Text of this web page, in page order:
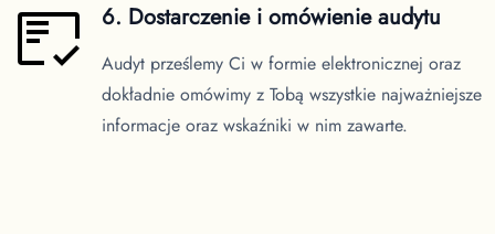
6. Dostarczenie i omówienie audytu
Audyt prześlemy Ci w formie elektronicznej oraz
dokładnie omówimy z Tobą wszystkie najważniejsze
informacje oraz wskaźniki w nim zawarte.